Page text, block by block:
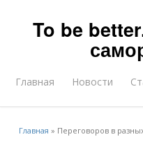
To be
Главная Новости
Главная » Переговоров в